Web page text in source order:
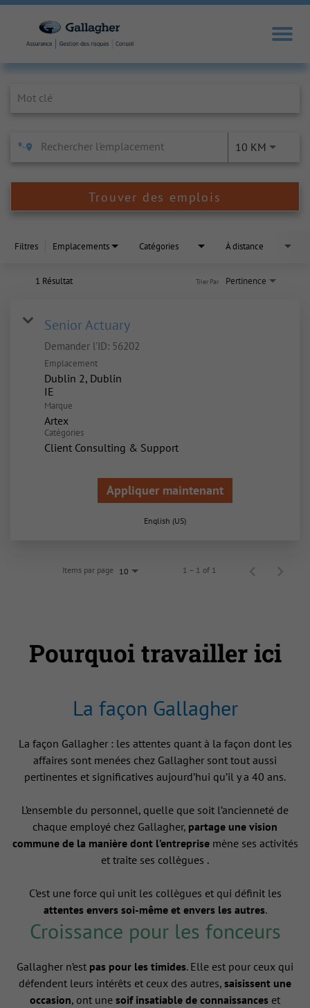
10 KM
Trouver des emplois
Filtres Emplacements Catégories À distance
1 Résultat Pertinence
Trier Par
Senior Actuary
Demander l'ID: 56202
Emplacement
Dublin 2, Dublin
Marque
Artex
Catégories
Client Consulting & Support
Appliquer maintenant
English (US)
Items par page 10 1 – 1 of 1
Pourquoi travailler ici
La façon Gallagher
La façon Gallagher : les attentes quant à la façon dont les
affaires sont menées chez Gallagher sont tout aussi
pertinentes et significatives aujourd’hui qu’il y a 40 ans.
L’ensemble du personnel, quelle que soit l’ancienneté de
chaque employé chez Gallagher, partage une vision
commune de la manière dont l’entreprisemène ses activités
et traite ses collègues .
C’est une force qui unit les collègues et qui définit les
attentes envers soi-même et envers les autres.
Croissance pour les fonceurs
Gallagher n’est pas pour les timides. Elle est pour ceux qui
défendent leurs intérêts et ceux des autres, saisissent une
occasion, ont une soif insatiable de connaissances et